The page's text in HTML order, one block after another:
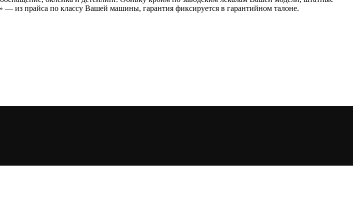
из прайса по классу Вашей машины, гарантия фиксируется в гарантийном талоне.